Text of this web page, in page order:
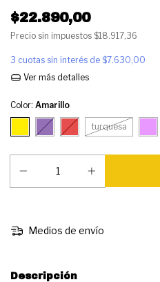
$22.890,00
Precio sin impuestos $18.917,36
3 cuotas sin interés de $7.630,00
Ver más detalles
Color: Amarillo
turquesa
Medios de envío
Descripción